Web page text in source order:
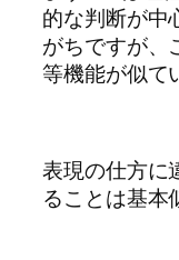
的な判断が中
がちですが、
等機能が似て
表現の仕方に
ることは基本